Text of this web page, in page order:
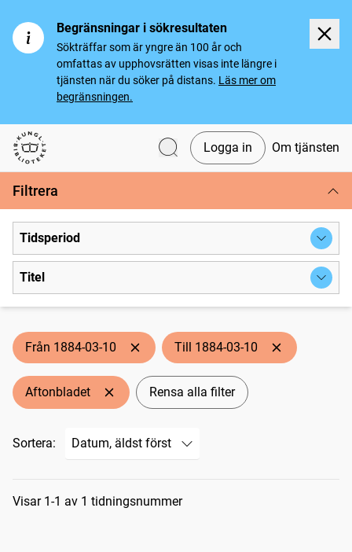
Begränsningar i sökresultaten
Sökträffar som är yngre än 100 år och
omfattas av upphovsrätten visas inte längre i
tjänsten när du söker på distans. Läs mer om
begränsningen.
Svenska tidningar
Logga in Om tjänsten
Filtrera
Tidsperiod
Titel
Från 1884-03-10 Till 1884-03-10
Aftonbladet Rensa alla filter
Sortera:
Sökresultat
Visar 1-1 av 1 tidningsnummer